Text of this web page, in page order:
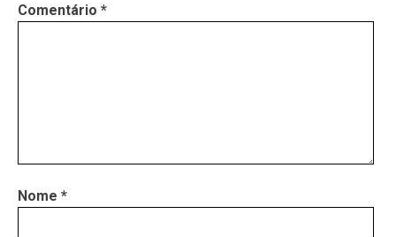
Comentário *
Nome *